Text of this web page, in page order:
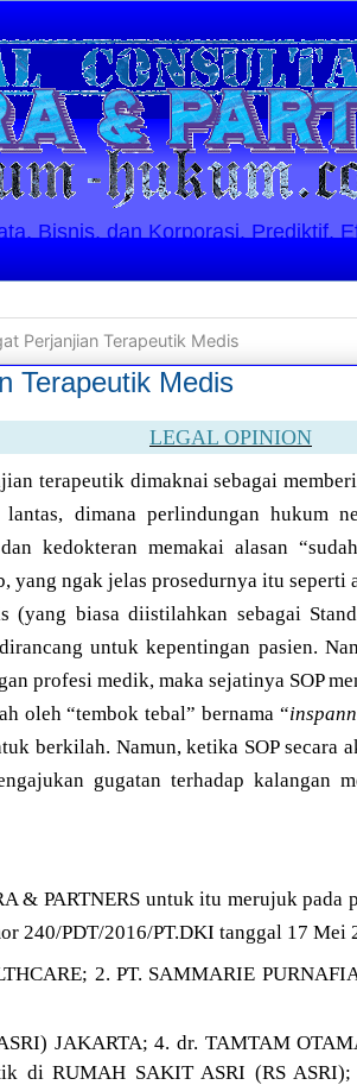
Bisnis, dan Korporasi. Prediktif,
Perjanjian Terapeutik Medis
Terapeutik Medis
LEGAL OPINION
terapeutik dimaknai sebagai
dimana perlindungan hukum
kedokteran memakai alasan
yang ngak jelas prosedurnya itu seperti
(yang biasa diistilahkan sebagai
untuk kepentingan pasien.
profesi medik, maka sejatinya SOP
oleh “tembok tebal” bernama “
berkilah. Namun, ketika SOP secara
gugatan terhadap kalangan
& PARTNERS untuk itu merujuk pada
240/PDT/2016/PT.DKI tanggal 17 Mei
2. PT. SAMMARIE
JAKARTA; 4. dr. TAMTAM
di RUMAH SAKIT ASRI (RS